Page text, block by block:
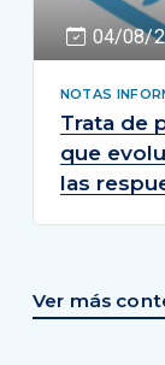
04/08/
NOTAS
Trata de
que
las
Ver más